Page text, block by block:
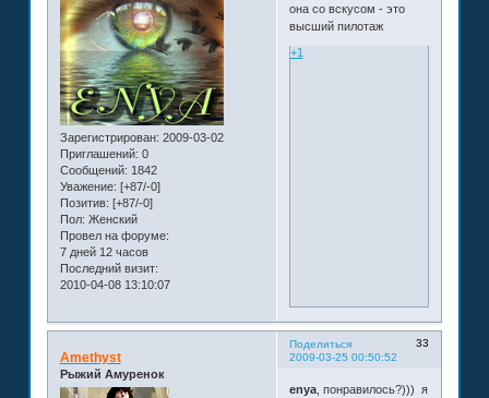
Зарегистрирован: 2009-03-02
Приглашений: 0
Сообщений: 1842
Уважение: [+87/-0]
Позитив: [+87/-0]
Пол: Женский
Провел на форуме:
7 дней 12 часов
Последний визит:
2010-04-08 13:10:07
она со вскусом - это
высший пилотаж
+1
Поделиться
33
2009-03-25 00:50:52
Amethyst
Рыжий Амуренок
enya, понравилось?))) я